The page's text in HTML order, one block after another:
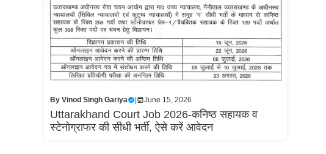
By Vinod Singh Gariya June 15, 2026
Uttarakhand Court Job 2026-कनिष्ठ सहायक व
स्टेनोग्राफर की सीधी भर्ती, ऐसे करें आवेदन